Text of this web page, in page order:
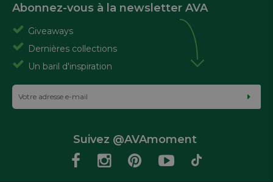
Abonnez-vous à la newsletter AVA
Giveaways
Dernières collections
Un baril d'inspiration
Suivez @AVAmoment